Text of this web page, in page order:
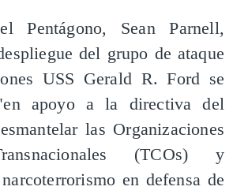
Pentágono, Sean Parnell,
del grupo de ataque
USS Gerald R. Ford se
apoyo a la directiva del
las Organizaciones
(TCOs) y
en defensa de